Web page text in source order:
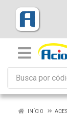
INÍCIO